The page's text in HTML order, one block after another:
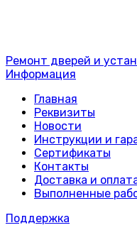
Ремонт дверей и
Информация
Главная
Реквизиты
Новости
Инструкции и
Сертификаты
Контакты
Доставка и
Выполненные
Поддержка